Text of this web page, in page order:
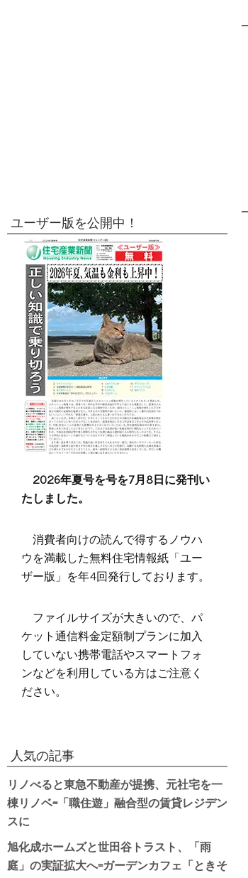
ユーザー版を公開中！
2026年夏号を号を7月8日に発刊い
たしました。
消費者向けの読んで得するノウハ
ウを満載した無料住宅情報紙「ユー
ザー版」を年4回発行しております。
ファイルサイズが大きいので、パ
ケット通信料金定額制プランに加入
していない携帯電話やスマートフォ
ンなどを利用している方はご注意く
ださい。
人気の記事
リノべると東急不動産が提携、元社宅を一
棟リノベ=「職住遊」融合型の賃貸レジデン
スに
旭化成ホームズと世田谷トラスト、「雨
庭」の実証拡大へ=ガーデンカフェ「ときそ